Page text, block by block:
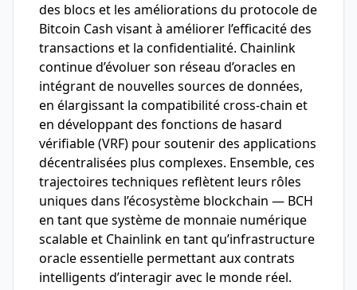
des blocs et les améliorations du protocole de
Bitcoin Cash visant à améliorer l’efficacité des
transactions et la confidentialité. Chainlink
continue d’évoluer son réseau d’oracles en
intégrant de nouvelles sources de données,
en élargissant la compatibilité cross-chain et
en développant des fonctions de hasard
vérifiable (VRF) pour soutenir des applications
décentralisées plus complexes. Ensemble, ces
trajectoires techniques reflètent leurs rôles
uniques dans l’écosystème blockchain — BCH
en tant que système de monnaie numérique
scalable et Chainlink en tant qu’infrastructure
oracle essentielle permettant aux contrats
intelligents d’interagir avec le monde réel.